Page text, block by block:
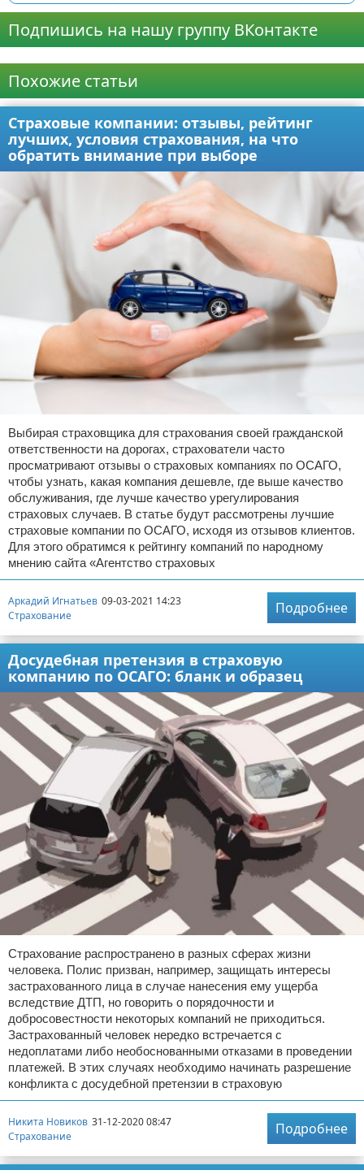
Подпишись на нашу группу ВКонтакте
Похожие статьи
Страховые компании: отзывы, рейтинг
лучших, условия страхования, на что
обратить внимание при выборе
Выбирая страховщика для страхования своей гражданской
ответственности на дорогах, страхователи часто
просматривают отзывы о страховых компаниях по ОСАГО,
чтобы узнать, какая компания дешевле, где выше качество
обслуживания, где лучше качество урегулирования
страховых случаев. В статье будут рассмотрены лучшие
страховые компании по ОСАГО, исходя из отзывов клиентов.
Для этого обратимся к рейтингу компаний по народному
мнению сайта «Агентство страховых
Аркадий Игнатьев 09-03-2021 14:23
Страхование
Подробнее
Досудебная претензия в страховую
компанию по ОСАГО: бланк и образец
Страхование распространено в разных сферах жизни
человека. Полис призван, например, защищать интересы
застрахованного лица в случае нанесения ему ущерба
вследствие ДТП, но говорить о порядочности и
добросовестности некоторых компаний не приходиться.
Застрахованный человек нередко встречается с
недоплатами либо необоснованными отказами в проведении
платежей. В этих случаях необходимо начинать разрешение
конфликта с досудебной претензии в страховую
Никита Новиков 31-12-2020 08:47
Страхование
Подробнее